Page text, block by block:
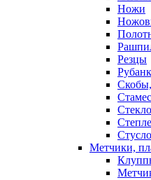
Ножи
Резцы
Стусло
Метчики,